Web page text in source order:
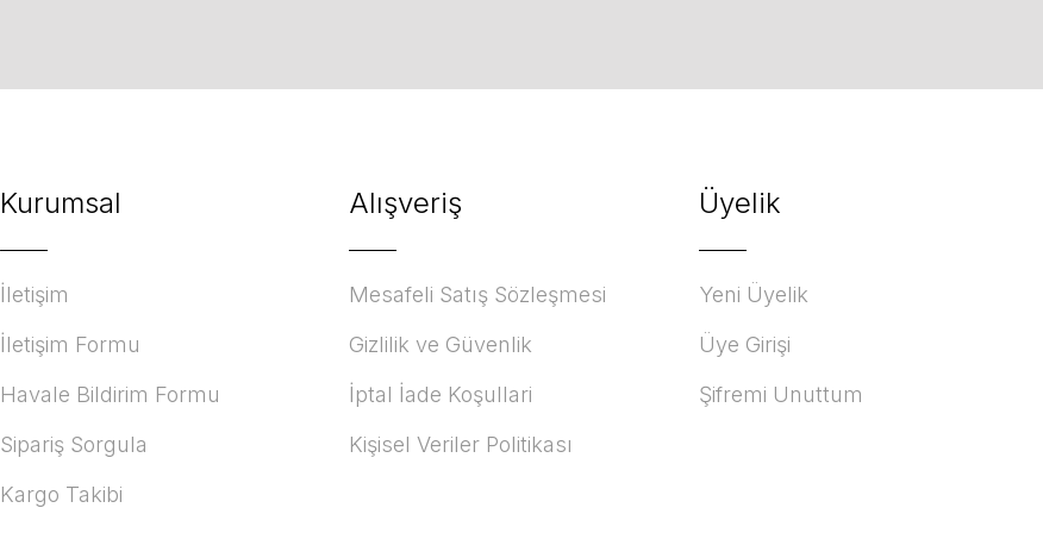
Kurumsal
İletişim
İletişim Formu
Havale Bildirim Formu
Sipariş Sorgula
Kargo Takibi
Alışveriş
Mesafeli Satış Sözleşmesi
Gizlilik ve Güvenlik
İptal İade Koşullari
Kişisel Veriler Politikası
Üyelik
Yeni Üyelik
Üye Girişi
Şifremi Unuttum